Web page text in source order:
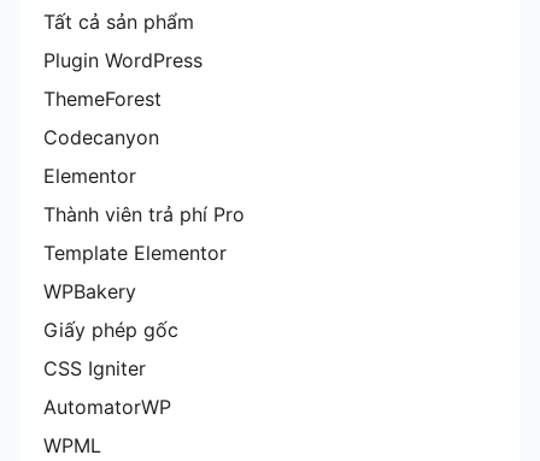
Tất cả sản phẩm
Plugin WordPress
ThemeForest
Codecanyon
Elementor
Thành viên trả phí Pro
Template Elementor
WPBakery
Giấy phép gốc
CSS Igniter
AutomatorWP
WPML